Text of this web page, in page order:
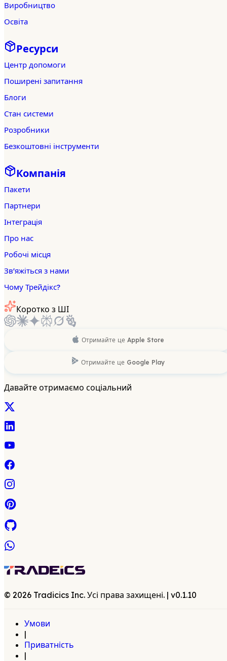
Виробництво
Освіта
Ресурси
Центр допомоги
Поширені запитання
Блоги
Стан системи
Розробники
Безкоштовні інструменти
Компанія
Пакети
Партнери
Інтеграція
Про нас
Робочі місця
Зв'яжіться з нами
Чому Трейдікс?
Коротко з ШІ
Отримайте це Apple Store
Отримайте це Google Play
Давайте отримаємо соціальний
© 2026 Tradicics Inc. Усі права захищені. | v0.1.10
Умови
|
Приватність
|